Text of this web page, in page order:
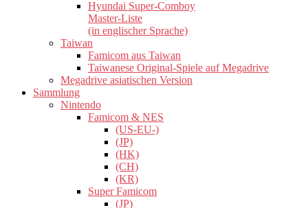
Hyundai Super-Comboy
Master-Liste
(in englischer Sprache)
Taiwan
Famicom aus Taiwan
Taiwanese Original-Spiele auf Megadrive
Megadrive asiatischen Version
Sammlung
Nintendo
Famicom & NES
(US-EU-)
(JP)
(HK)
(CH)
(KR)
Super Famicom
(JP)